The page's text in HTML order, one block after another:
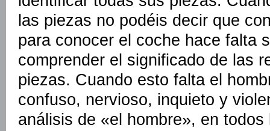
las piezas no podéis decir que
para conocer el coche hace falta
comprender el significado de las
piezas. Cuando esto falta el
confuso, nervioso, inquieto y
análisis de «el hombre», en